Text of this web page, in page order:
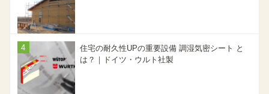
住宅の耐久性UPの重要設備 調湿気密シート と
は？｜ドイツ・ウルト社製